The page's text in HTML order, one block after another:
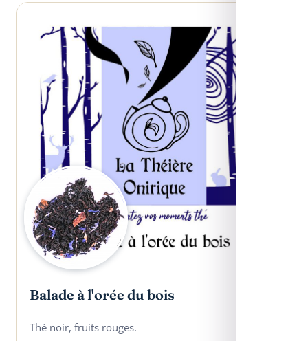
Balade à l'orée du bois
Thé noir, fruits rouges.